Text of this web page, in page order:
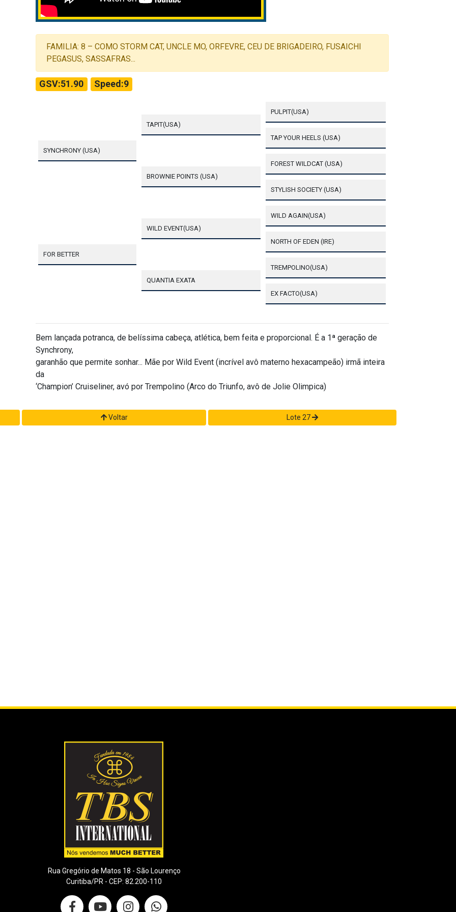
FAMILIA: 8 – COMO STORM CAT, UNCLE MO, ORFEVRE, CEU DE BRIGADEIRO, FUSAICHI
PEGASUS, SASSAFRAS...
GSV:51.90 Speed:9
SYNCHRONY (USA)
TAPIT(USA)
PULPIT(USA)
TAP YOUR HEELS (USA)
BROWNIE POINTS (USA)
FOREST WILDCAT (USA)
STYLISH SOCIETY (USA)
FOR BETTER
WILD EVENT(USA)
WILD AGAIN(USA)
NORTH OF EDEN (IRE)
QUANTIA EXATA
TREMPOLINO(USA)
EX FACTO(USA)
Bem lançada potranca, de belíssima cabeça, atlética, bem feita e proporcional. É a 1ª geração de
Synchrony,
garanhão que permite sonhar... Mãe por Wild Event (incrível avô materno hexacampeão) irmã inteira
da
‘Champion’ Cruiseliner, avó por Trempolino (Arco do Triunfo, avô de Jolie Olimpica)
Voltar Lote 27
Rua Gregório de Matos 18 - São Lourenço
Curitiba/PR - CEP: 82.200-110